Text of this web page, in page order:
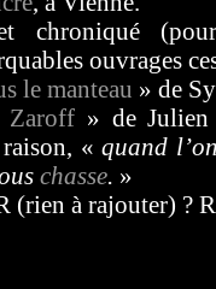
chroniqué
ouvrages
le manteau » de
Zaroff » de Julien
raison, «quand
chasse. »
(rien à rajouter) ?